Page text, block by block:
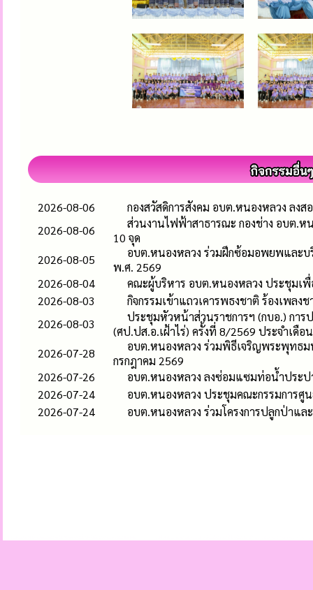
2026-08-06
กองสวัสดิการสังคม อบต.หนองหลวง ล
2026-08-06
ส่วนงานไฟฟ้าสาธารณะ กองช่าง อบต.
10 จุด
2026-08-05
อบต.หนองหลวง ร่วมฝึกซ้อมอพยพและบ
พ.ศ. 2569
2026-08-04
คณะผู้บริหาร อบต.หนองหลวง ประชุมเพื่
2026-08-03
กิจกรรมเข้าแถวเคารพธงชาติ ร้องเพล
2026-08-03
ประชุมหัวหน้าส่วนราชการฯ (กบอ.) การ
(ศป.ปส.อ.เฝ้าไร่) ครั้งที่ 8/2569 ประจำเดือ
2026-07-28
อบต.หนองหลวง ร่วมพิธีเจริญพระพุทธ
กรกฎาคม 2569
2026-07-26
อบต.หนองหลวง ลงซ่อมแซมท่อน้ำประ
2026-07-24
อบต.หนองหลวง ประชุมคณะกรรมการศู
2026-07-24
อบต.หนองหลวง ร่วมโครงการปลูกป่าแ